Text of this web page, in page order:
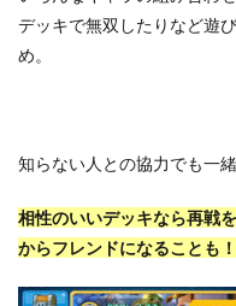
デッキで無双したりなど遊
め。
知らない人との協力でも一
相性のいいデッキなら再戦
からフレンドになることも